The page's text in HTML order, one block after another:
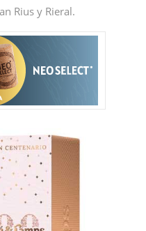
Rius y Rieral.